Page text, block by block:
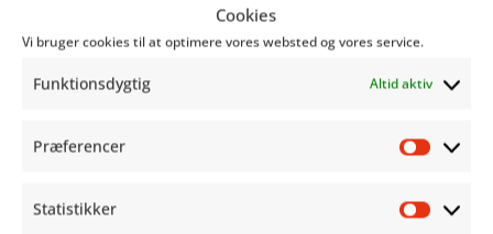
Cookies
Vi bruger cookies til at optimere vores websted og vores service.
Funktionsdygtig Altid aktiv
Præferencer
Statistikker
Tegneserieskabere – Tag med os på Comic
Genoplev programmet fra Word Balloon
Hjælp os med at gøre festivalen bedre!
Recent Comments